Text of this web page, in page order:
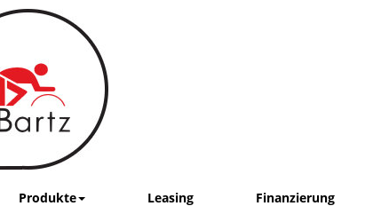
Produkte Leasing Finanzierung